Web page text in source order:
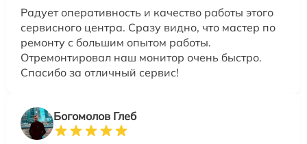
Радует оперативность и качество работы этого
сервисного центра. Сразу видно, что мастер по
ремонту с большим опытом работы.
Отремонтировал наш монитор очень быстро.
Спасибо за отличный сервис!
Богомолов Глеб